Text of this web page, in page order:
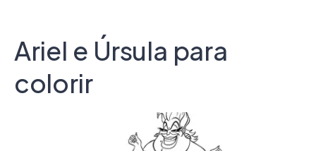
Ariel e Úrsula para
colorir